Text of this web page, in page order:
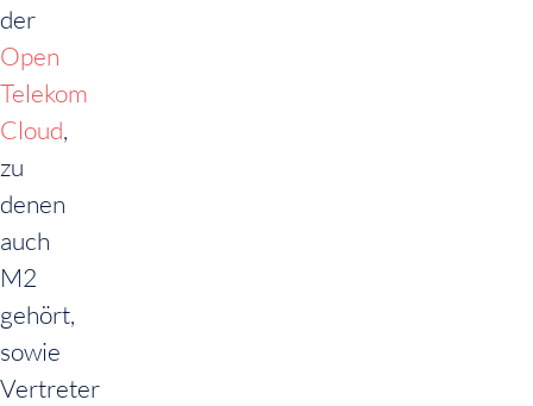
der
Open
Telekom
Cloud,
zu
denen
auch
M2
gehört,
sowie
Vertreter